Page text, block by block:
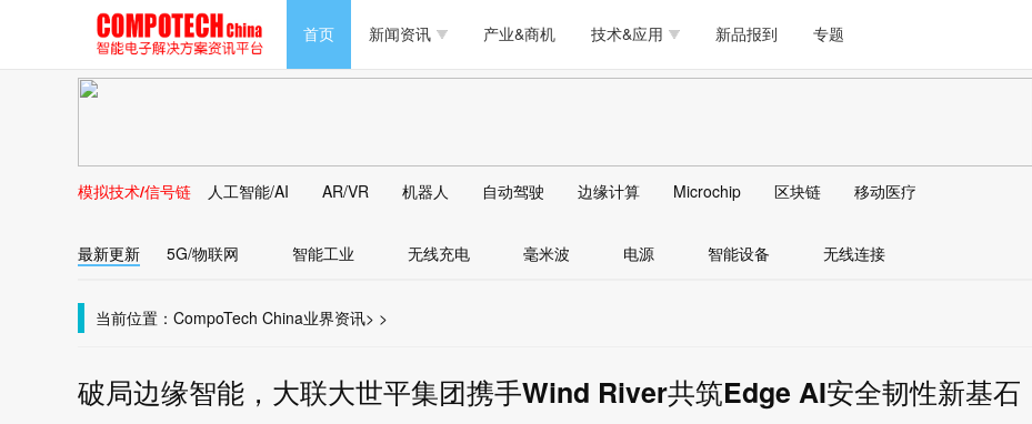
首页 新闻资讯
新能源 人工智能 安防监控
马达电机技术 物联网 模拟技术/信号链
大数据/云
产业&商机 技术&应用
安全 可穿戴
AI/人工智能
新品报到 专题
PC/周边 软件/工具 医疗电子
马达电机技术 物联网 模拟技术/信号链
大数据/云 边缘计算
存储 无线连接 LED
DLP AI/人工智能 传感器技术
AR/VR/图像/3D 电源技术/信号链 接口
模拟技术/信号链 人工智能/AI AR/VR 机器人 自动驾驶 边缘计算 Microchip 区块链 移动医疗
最新更新 5G/物联网 智能工业 无线充电 毫米波 电源 智能设备 无线连接
当前位置： CompoTech China >
业界资讯 >
破局边缘智能，大联大世平集团携手Wind River共筑Edge AI安全韧性新基石